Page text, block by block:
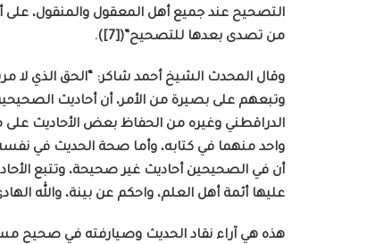
التصحيح عند جميع أهل المعقول والمنقول، على
من تصدى بعدها للتصحيح”([7]).
وقال المحدث الشيخ أحمد شاكر: “الحق الذي لا
وتبعهم على بصيرة من الأمر، أن أحاديث
الدراقطني وغيره من الحفاظ بعض الأحاديث على
واحد منهما في كتابه، وأما صحة الحديث في نفسه
أن في الصحيحين أحاديث غير صحيحة، وتتبع
عليها أئمة أهل العلم، واحكم عن بينة، والله
هذه هي آراء نقاد الحديث وصيارفته في صحيح